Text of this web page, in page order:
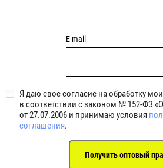
E-mail
Я даю свое согласие на обработку
в соответствии с законом № 152-ФЗ
от 27.07.2006 и принимаю условия
соглашения.